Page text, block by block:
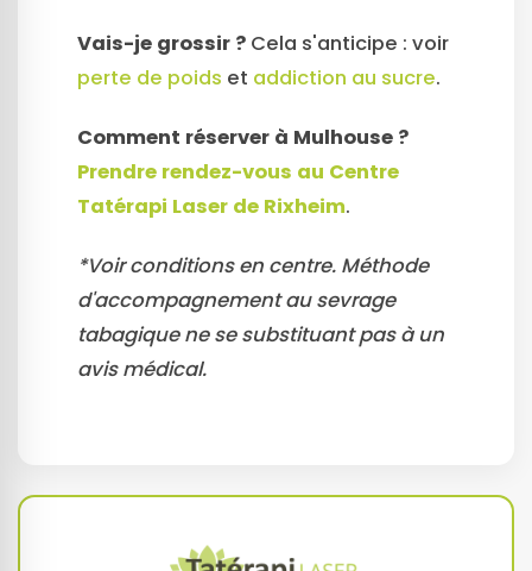
Vais-je grossir ? Cela s'anticipe : voir
perte de poids et addiction au sucre.
Comment réserver à Mulhouse ?
Prendre rendez-vous au Centre
Tatérapi Laser de Rixheim.
*Voir conditions en centre. Méthode
d'accompagnement au sevrage
tabagique ne se substituant pas à un
avis médical.